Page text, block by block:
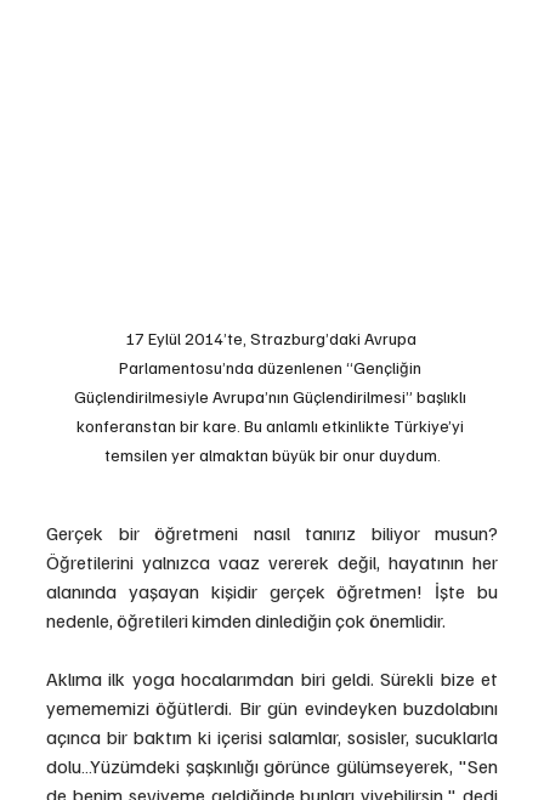
17 Eylül 2014’te, Strazburg’daki Avrupa
Parlamentosu’nda düzenlenen “Gençliğin
Güçlendirilmesiyle Avrupa’nın Güçlendirilmesi” başlıklı
konferanstan bir kare. Bu anlamlı etkinlikte Türkiye’yi
temsilen yer almaktan büyük bir onur duydum.
Gerçek bir öğretmeni nasıl tanırız biliyor musun?
Öğretilerini yalnızca vaaz vererek değil, hayatının her
alanında yaşayan kişidir gerçek öğretmen! İşte bu
nedenle, öğretileri kimden dinlediğin çok önemlidir.
Aklıma ilk yoga hocalarımdan biri geldi. Sürekli bize et
yemememizi öğütlerdi. Bir gün evindeyken buzdolabını
açınca bir baktım ki içerisi salamlar, sosisler, sucuklarla
dolu…Yüzümdeki şaşkınlığı görünce gülümseyerek, "Sen
de benim seviyeme geldiğinde bunları yiyebilirsin," dedi